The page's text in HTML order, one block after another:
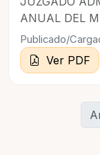
ANUAL DEL
Publicado/
Ver PDF